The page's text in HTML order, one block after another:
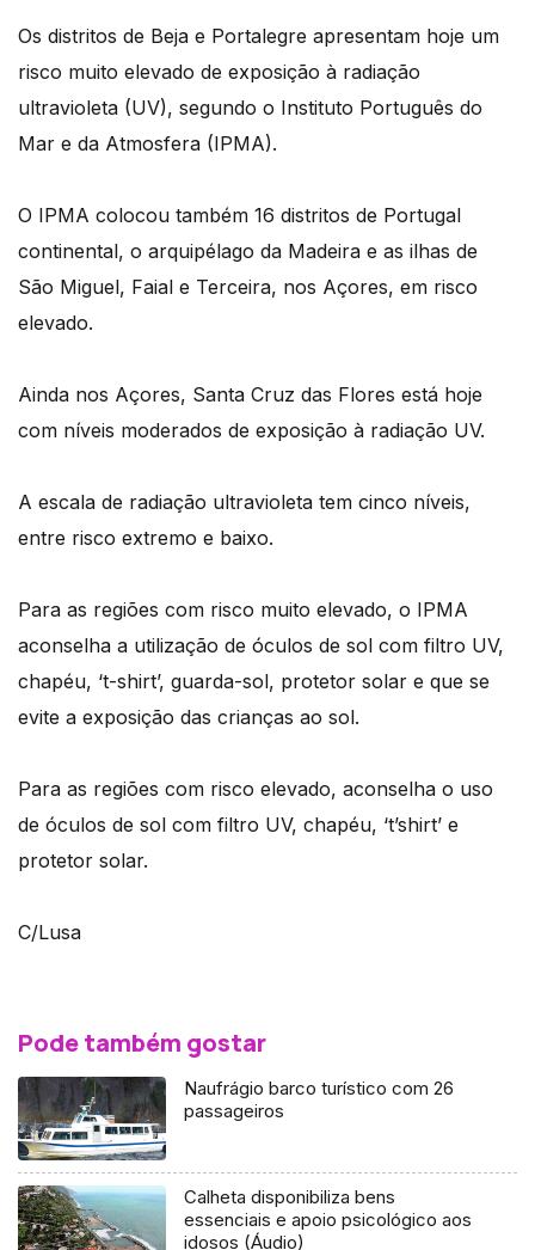
Os distritos de Beja e Portalegre apresentam hoje um
risco muito elevado de exposição à radiação
ultravioleta (UV), segundo o Instituto Português do
Mar e da Atmosfera (IPMA).
O IPMA colocou também 16 distritos de Portugal
continental, o arquipélago da Madeira e as ilhas de
São Miguel, Faial e Terceira, nos Açores, em risco
elevado.
Ainda nos Açores, Santa Cruz das Flores está hoje
com níveis moderados de exposição à radiação UV.
A escala de radiação ultravioleta tem cinco níveis,
entre risco extremo e baixo.
Para as regiões com risco muito elevado, o IPMA
aconselha a utilização de óculos de sol com filtro UV,
chapéu, ‘t-shirt’, guarda-sol, protetor solar e que se
evite a exposição das crianças ao sol.
Para as regiões com risco elevado, aconselha o uso
de óculos de sol com filtro UV, chapéu, ‘t’shirt’ e
protetor solar.
C/Lusa
Pode também gostar
Naufrágio barco turístico com 26
passageiros
Calheta disponibiliza bens
essenciais e apoio psicológico aos
idosos (Áudio)